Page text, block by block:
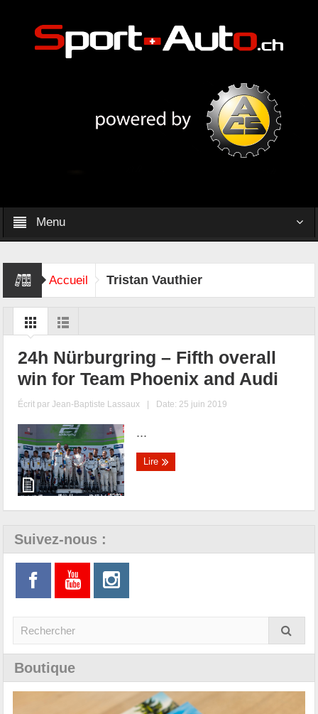
Menu
Accueil Tristan Vauthier
24h Nürburgring – Fifth overall
win for Team Phoenix and Audi
Écrit parJean-Baptiste Lassaux | Date: 25 juin 2019
...
Lire
Suivez-nous :
Boutique